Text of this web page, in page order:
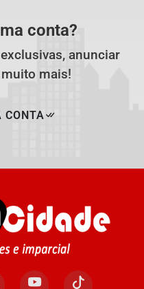
conta?
anunciar
mais!
CONTA